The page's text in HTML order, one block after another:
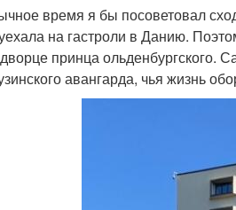
время я бы посоветовал
на гастроли в Данию.
принца ольденбургского.
авангарда, чья жизнь